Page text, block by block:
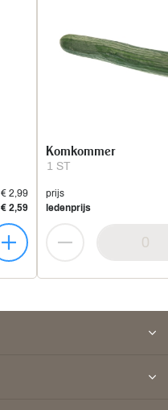
€ 2,99
€ 2,59
1 ST
Komkommer
prijs
ledenprijs